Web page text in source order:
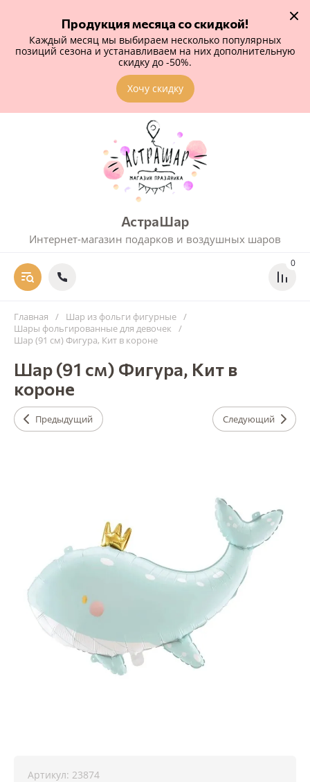
Продукция месяца со скидкой!
Каждый месяц мы выбираем несколько популярных
позиций сезона и устанавливаем на них дополнительную
скидку до -50%.
Хочу скидку
0
АстраШар
Интернет-магазин подарков и воздушных шаров
Главная / Шар из фольги фигурные /
Шары фольгированные для девочек
/
Шар (91 см) Фигура, Кит в короне
Шар (91 см) Фигура, Кит в
короне
Предыдущий Следующий
Артикул: 23874